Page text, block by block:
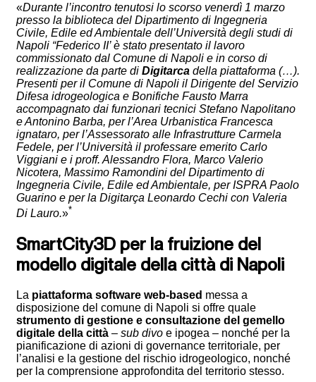
«Durante l’incontro tenutosi lo scorso venerdì 1 marzo
presso la biblioteca del Dipartimento di Ingegneria
Civile, Edile ed Ambientale dell’Università degli studi di
Napoli “Federico II’ è stato presentato il lavoro
commissionato dal Comune di Napoli e in corso di
realizzazione da parte di Digitarca della piattaforma (…).
Presenti per il Comune di Napoli il Dirigente del Servizio
Difesa idrogeologica e Bonifiche Fausto Marra
accompagnato dai funzionari tecnici Stefano Napolitano
e Antonino Barba, per l’Area Urbanistica Francesca
ignataro, per l’Assessorato alle Infrastrutture Carmela
Fedele, per l’Università il professare emerito Carlo
Viggiani e i proff. Alessandro Flora, Marco Valerio
Nicotera, Massimo Ramondini del Dipartimento di
Ingegneria Civile, Edile ed Ambientale, per ISPRA Paolo
Guarino e per la Digitarça Leonardo Cechi con Valeria
Di Lauro.»*
SmartCity3D per la fruizione del
modello digitale della città di Napoli
La piattaforma software web-based messa a
disposizione del comune di Napoli si offre quale
strumento di gestione e consultazione del gemello
digitale della città – sub divo e ipogea – nonché per la
pianificazione di azioni di governance territoriale, per
l’analisi e la gestione del rischio idrogeologico, nonché
per la comprensione approfondita del territorio stesso.